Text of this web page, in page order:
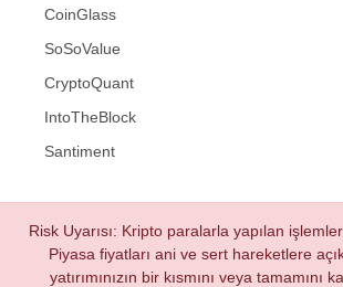
CoinGlass
SoSoValue
CryptoQuant
IntoTheBlock
Santiment
Risk Uyarısı: Kripto paralarla yapılan
Piyasa fiyatları ani ve sert hareketlere
yatırımınızın bir kısmını veya tamamını